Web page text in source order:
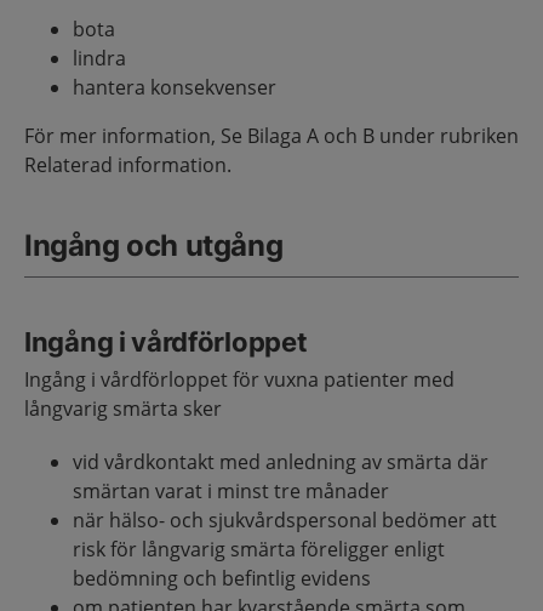
bota
lindra
hantera konsekvenser
För mer information, Se Bilaga A och B under rubriken
Relaterad information.
Ingång och utgång
Ingång i vårdförloppet
Ingång i vårdförloppet för vuxna patienter med
långvarig smärta sker
vid vårdkontakt med anledning av smärta där
smärtan varat i minst tre månader
när hälso- och sjukvårdspersonal bedömer att
risk för långvarig smärta föreligger enligt
bedömning och befintlig evidens